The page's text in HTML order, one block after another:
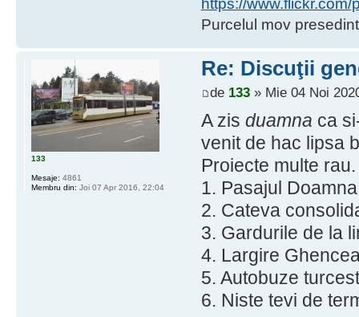
https://
Purcelul mov
Re: Discuţii
de 133» Mie 04 Noi
A zis duamna ca
venit de hac lipsa
Proiecte multe
1. Pasajul
2. Cateva
3. Gardurile de la
4. Largire
5. Autobuze
6. Niste tevi de
133
Mesaje: 4861
Membru din: Joi 07 Apr 2016, 22:04